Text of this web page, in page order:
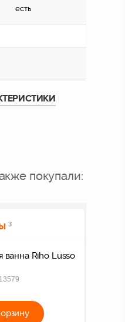
есть
покупали:
3
ванна Riho Lusso
13579